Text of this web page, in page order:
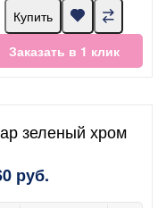
Купить
Заказать в 1 клик
зеленый хром
руб.